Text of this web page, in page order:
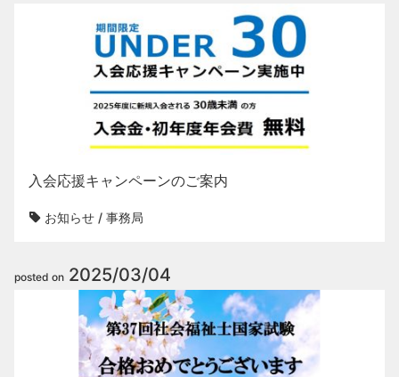
入会応援キャンペーンのご案内
お知らせ / 事務局
posted on 2025/03/04